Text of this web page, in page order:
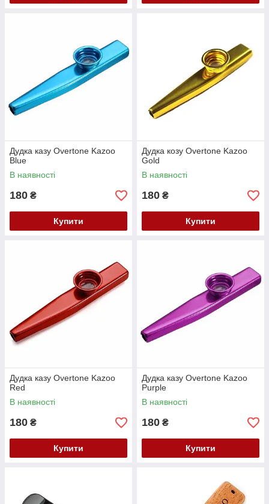
Дудка казу Overtone Kazoo
Blue
В наявності
180 ₴
Купити
Дудка козу Overtone Kazoo
Gold
В наявності
180 ₴
Купити
Дудка казу Overtone Kazoo
Red
В наявності
180 ₴
Купити
Дудка казу Overtone Kazoo
Purple
В наявності
180 ₴
Купити